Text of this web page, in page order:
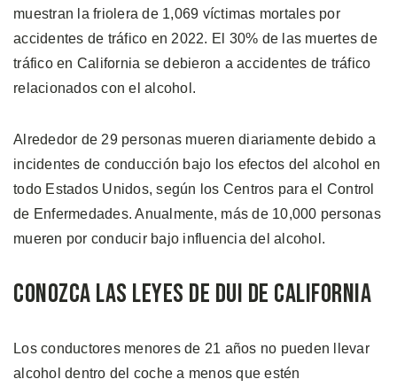
muestran la friolera de 1,069 víctimas mortales por
accidentes de tráfico en 2022. El 30% de las muertes de
tráfico en California se debieron a accidentes de tráfico
relacionados con el alcohol.
Alrededor de 29 personas mueren diariamente debido a
incidentes de conducción bajo los efectos del alcohol en
todo Estados Unidos, según los Centros para el Control
de Enfermedades. Anualmente, más de 10,000 personas
mueren por conducir bajo influencia del alcohol.
Conozca las Leyes de DUI de California
Los conductores menores de 21 años no pueden llevar
alcohol dentro del coche a menos que estén